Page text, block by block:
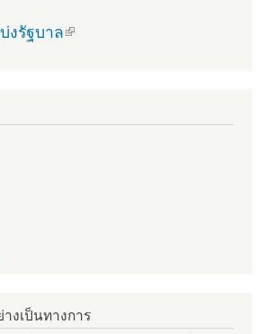
งรัฐบาล
างเป็นทางการ